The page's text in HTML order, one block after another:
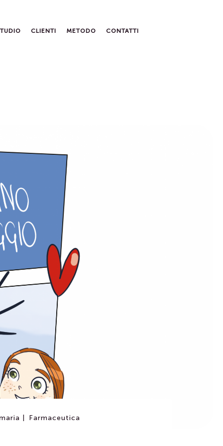
CLIENTI METODO CONTATTI
| Farmaceutica